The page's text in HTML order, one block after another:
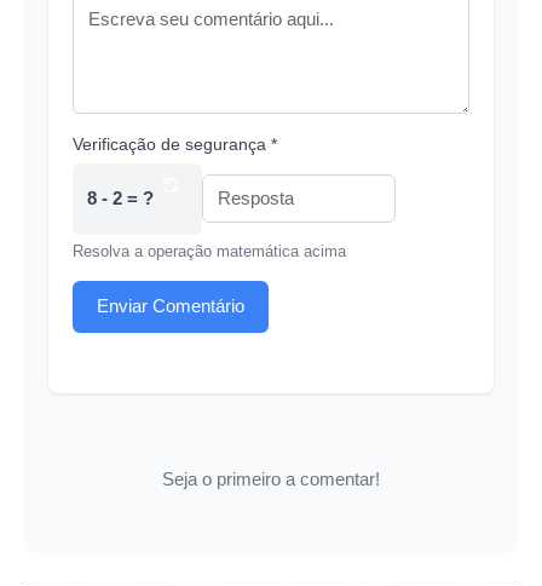
Verificação de segurança *
8 - 2 = ?
Resolva a operação matemática acima
Enviar Comentário
Seja o primeiro a comentar!